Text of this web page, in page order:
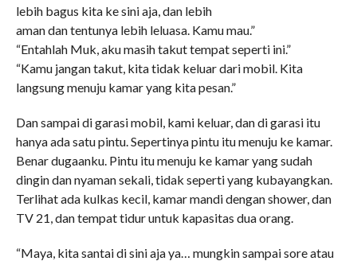
lebih bagus kita ke sini aja, dan lebih
aman dan tentunya lebih leluasa. Kamu mau.”
“Entahlah Muk, aku masih takut tempat seperti ini.”
“Kamu jangan takut, kita tidak keluar dari mobil. Kita
langsung menuju kamar yang kita pesan.”
Dan sampai di garasi mobil, kami keluar, dan di garasi itu
hanya ada satu pintu. Sepertinya pintu itu menuju ke kamar.
Benar dugaanku. Pintu itu menuju ke kamar yang sudah
dingin dan nyaman sekali, tidak seperti yang kubayangkan.
Terlihat ada kulkas kecil, kamar mandi dengan shower, dan
TV 21, dan tempat tidur untuk kapasitas dua orang.
“Maya, kita santai di sini aja ya… mungkin sampai sore atau